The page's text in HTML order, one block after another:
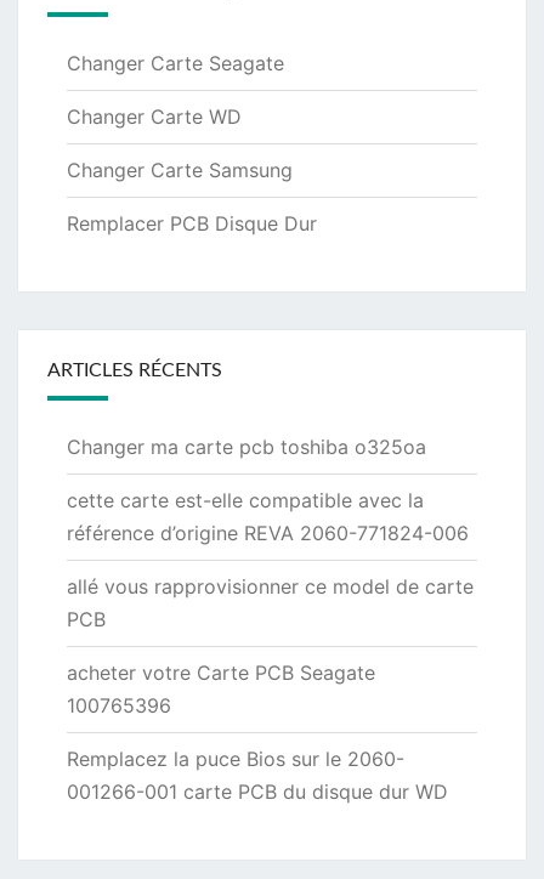
Changer Carte Seagate
Changer Carte WD
Changer Carte Samsung
Remplacer PCB Disque Dur
ARTICLES RÉCENTS
Changer ma carte pcb toshiba o325oa
cette carte est-elle compatible avec la
référence d’origine REVA 2060-771824-006
allé vous rapprovisionner ce model de carte
PCB
acheter votre Carte PCB Seagate
100765396
Remplacez la puce Bios sur le 2060-
001266-001 carte PCB du disque dur WD